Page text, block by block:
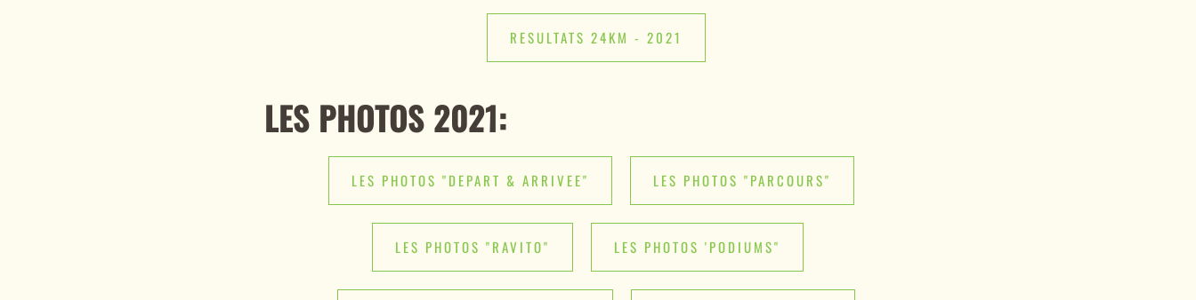
RESULTATS 24KM - 2021
LES PHOTOS 2021:
LES PHOTOS "DEPART & ARRIVEE" LES PHOTOS "PARCOURS"
LES PHOTOS "RAVITO" LES PHOTOS 'PODIUMS"